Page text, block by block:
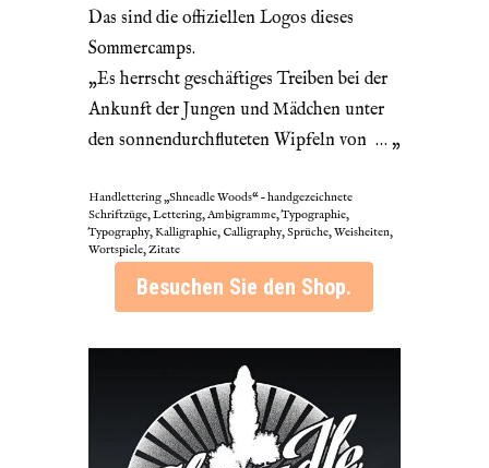
Das sind die offiziellen Logos dieses
Sommercamps.
„Es herrscht geschäftiges Treiben bei der
Ankunft der Jungen und Mädchen unter
den sonnendurchfluteten Wipfeln von … „
Handlettering „Shneadle Woods“ – handgezeichnete
Schriftzüge, Lettering, Ambigramme, Typographie,
Typography, Kalligraphie, Calligraphy, Sprüche, Weisheiten,
Wortspiele, Zitate
Besuchen Sie den Shop.